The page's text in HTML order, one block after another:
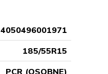
4050496001971
185/55R15
PCR (OSOBNE)